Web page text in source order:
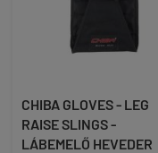
CHIBA GLOVES - LEG
RAISE SLINGS -
LÁBEMELŐ HEVEDER